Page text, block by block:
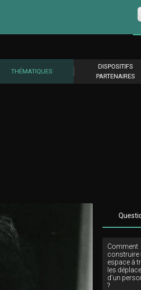
THÉMATIQUES
DISPOSITIFS
PARTENAIRES
Comment
construire
espace à
les
d’un
?